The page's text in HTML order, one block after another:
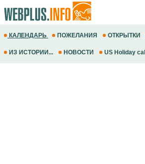
КАЛЕНДАРЬ ПОЖЕЛАНИЯ ОТКРЫТКИ
ИЗ ИСТОРИИ... НОВОСТИ US Holiday